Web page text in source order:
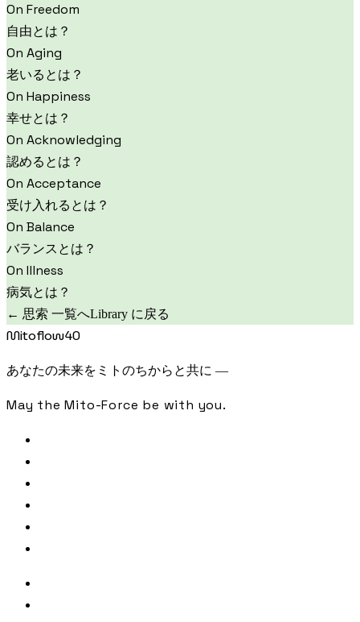
On Freedom
自由とは？
On Aging
老いるとは？
On Happiness
幸せとは？
On Acknowledging
認めるとは？
On Acceptance
受け入れるとは？
On Balance
バランスとは？
On Illness
病気とは？
← 思索 一覧へLibrary に戻る
Mitoflow40
あなたの未来をミトのちからと共に —
May the Mito-Force be with you.